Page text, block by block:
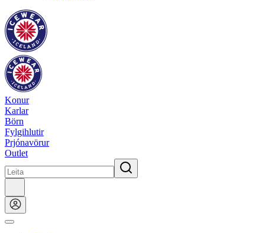
Konur
Karlar
Börn
Fylgihlutir
Prjónavörur
Outlet